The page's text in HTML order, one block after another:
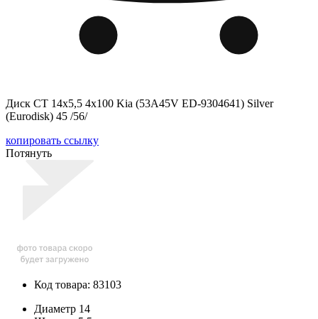
Диск СТ 14x5,5 4x100 Kia (53A45V ED-9304641) Silver
(Eurodisk) 45 /56/
копировать ссылку
Потянуть
Код товара: 83103
Диаметр 14